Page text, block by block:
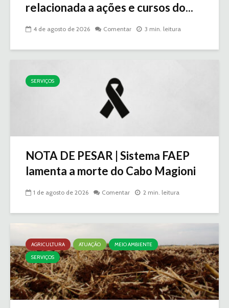
relacionada a ações e cursos do...
4 de agosto de 2026 Comentar 3 min. leitura
SERVIÇOS
NOTA DE PESAR | Sistema FAEP
lamenta a morte do Cabo Magioni
1 de agosto de 2026 Comentar 2 min. leitura
AGRICULTURA ATUAÇÃO
MEIO AMBIENTE
SERVIÇOS